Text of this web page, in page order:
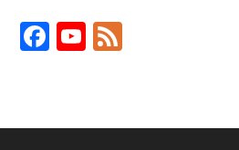
Facebook
YouTube
Feed